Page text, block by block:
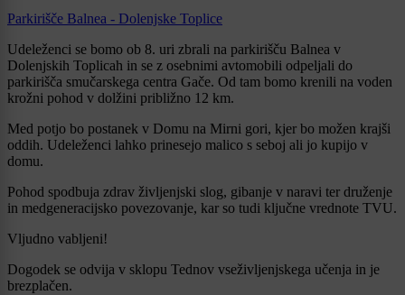
Parkirišče Balnea - Dolenjske Toplice
Udeleženci se bomo ob 8. uri zbrali na parkirišču Balnea v
Dolenjskih Toplicah in se z osebnimi avtomobili odpeljali do
parkirišča smučarskega centra Gače. Od tam bomo krenili na voden
krožni pohod v dolžini približno 12 km.
Med potjo bo postanek v Domu na Mirni gori, kjer bo možen krajši
oddih. Udeleženci lahko prinesejo malico s seboj ali jo kupijo v
domu.
Pohod spodbuja zdrav življenjski slog, gibanje v naravi ter druženje
in medgeneracijsko povezovanje, kar so tudi ključne vrednote TVU.
Vljudno vabljeni!
Dogodek se odvija v sklopu Tednov vseživljenjskega učenja in je
brezplačen.